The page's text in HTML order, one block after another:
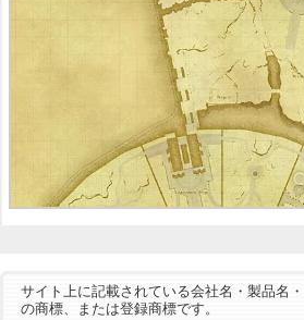
サイト上に記載されている会社名・製品名
の商標、または登録商標です。